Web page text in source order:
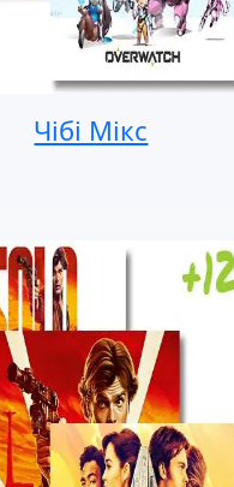
Чібі Мікс